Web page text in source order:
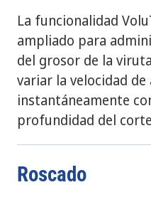
La funcionalidad
ampliado para
del grosor de la
variar la velocidad de
instantáneamente
profundidad del
Roscado